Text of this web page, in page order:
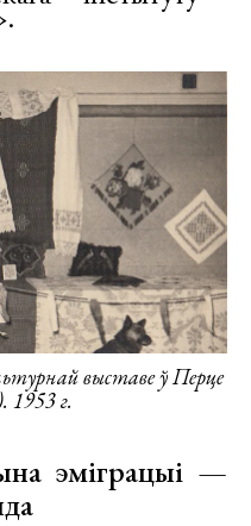
выставе ў Перце
1953 г.
эміграцыі —